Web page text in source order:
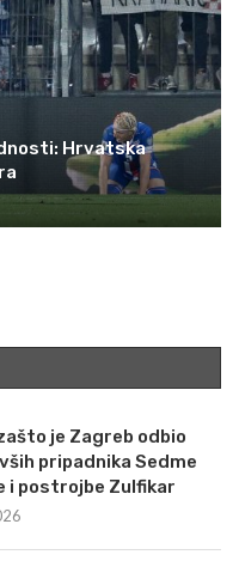
Hrvatska
zašto je Zagreb odbio
pripadnika Sedme
i postrojbe Zulfikar